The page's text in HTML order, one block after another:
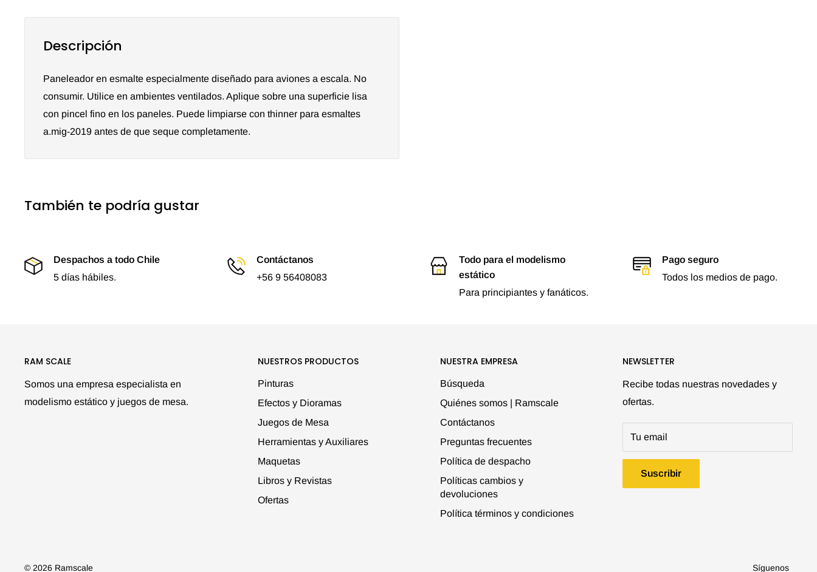
Descripción
Paneleador en esmalte especialmente diseñado para aviones a escala. No
consumir. Utilice en ambientes ventilados. Aplique sobre una superficie lisa
con pincel fino en los paneles. Puede limpiarse con thinner para esmaltes
a.mig-2019 antes de que seque completamente.
También te podría gustar
Despachos a todo Chile
5 días hábiles.
Contáctanos
+56 9 56408083
Todo para el modelismo
estático
Para principiantes y fanáticos.
Pago seguro
Todos los medios de pago.
RAM SCALE
Somos una empresa especialista en
modelismo estático y juegos de mesa.
NUESTROS PRODUCTOS
Pinturas
Efectos y Dioramas
Juegos de Mesa
Herramientas y Auxiliares
Maquetas
Libros y Revistas
Ofertas
NUESTRA EMPRESA
Búsqueda
Quiénes somos | Ramscale
Contáctanos
Preguntas frecuentes
Política de despacho
Políticas cambios y
devoluciones
Política términos y condiciones
NEWSLETTER
Recibe todas nuestras novedades y
ofertas.
Tu email
Suscribir
© 2026 Ramscale Síguenos